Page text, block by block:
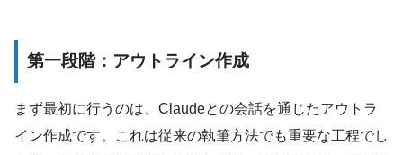
第一段階：アウトライン作成
まず最初に行うのは、Claudeとの会話を通じたアウトラ
イン作成です。これは従来の執筆方法でも重要な工程でし